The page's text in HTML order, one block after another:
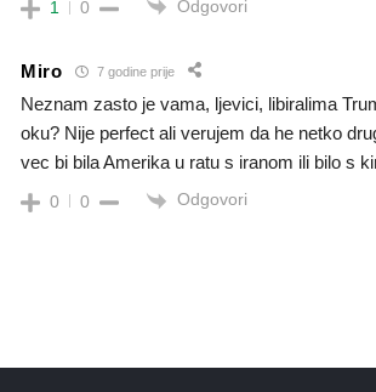
1 0 Odgovori
Miro 7 godine prije
Neznam zasto je vama, ljevici, libiralima
oku? Nije perfect ali verujem da he netko
vec bi bila Amerika u ratu s iranom ili bilo s
0 0 Odgovori